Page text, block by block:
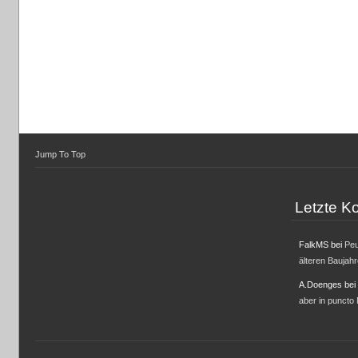
Jump To Top
Letzte
FalkMSbei
älteren
A.Doenges bei
aber in puncto